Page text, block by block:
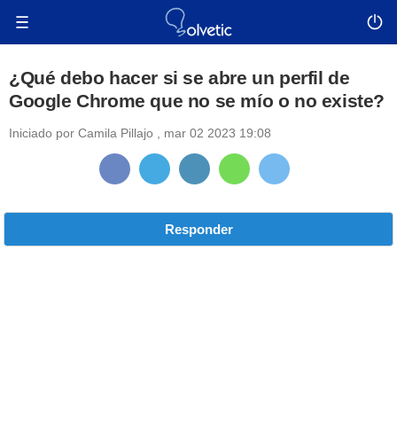
¿Qué debo hacer si se abre un perfil de
Google Chrome que no se mío o no existe?
Iniciado por Camila Pillajo mar 02 2023 19:08
Responder